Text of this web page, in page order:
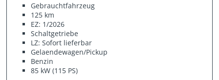
Gebrauchtfahrzeug
125 km
EZ: 1/2026
Schaltgetriebe
LZ: Sofort lieferbar
Gelaendewagen/Pickup
Benzin
85 kW (115 PS)